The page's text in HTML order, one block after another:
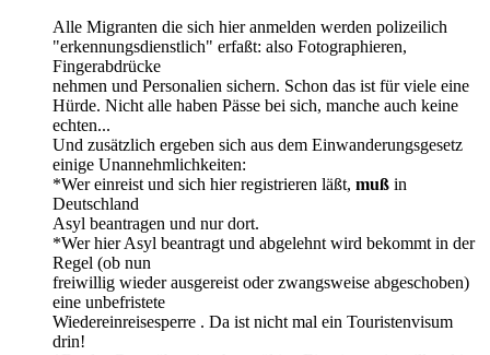
Alle Migranten die sich hier anmelden werden polizeilich
"erkennungsdienstlich" erfaßt: also Fotographieren,
Fingerabdrücke
nehmen und Personalien sichern. Schon das ist für viele eine
Hürde. Nicht alle haben Pässe bei sich, manche auch keine
echten...
Und zusätzlich ergeben sich aus dem Einwanderungsgesetz
einige Unannehmlichkeiten:
*Wer einreist und sich hier registrieren läßt, muß in
Deutschland
Asyl beantragen und nur dort.
*Wer hier Asyl beantragt und abgelehnt wird bekommt in der
Regel (ob nun
freiwillig wieder ausgereist oder zwangsweise abgeschoben)
eine unbefristete
Wiedereinreisesperre . Da ist nicht mal ein Touristenvisum
drin!